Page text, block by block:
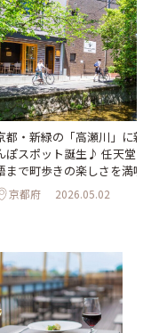
都・新緑の「高瀬川」に新
ぽスポット誕生♪ 任天堂か
まで町歩きの楽しさを満喫
京都府 2026.05.02